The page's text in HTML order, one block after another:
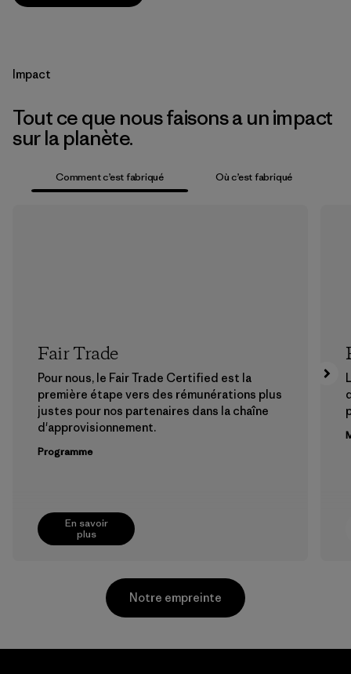
Impact
Tout ce que nous faisons a un impact
sur la planète.
Comment c’est fabriqué Où c’est fabriqué
En savoir
plus
Fair Trade
Pour nous, le Fair Trade Certified est la
première étape vers des rémunérations plus
justes pour nos partenaires dans la chaîne
d'approvisionnement.
Programme
Notre empreinte